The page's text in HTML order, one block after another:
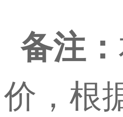
备注：
价，根